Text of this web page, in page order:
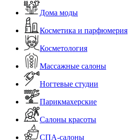
Дома моды
Косметика и парфюмерия
Косметология
Массажные салоны
Ногтевые студии
Парикмахерские
Салоны красоты
СПА-салоны